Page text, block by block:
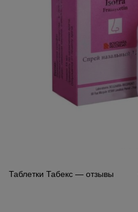
Навигация
Таблетки Табекс — отзывы